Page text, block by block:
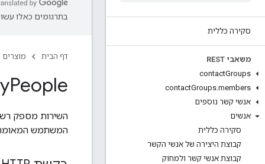
סקירה כללית
משאבי REST
contactGroups
contactGroups.members
אנשי קשר נוספים
אנשים
סקירה כללית
קבוצת היצירה של אנשי הקשר
קבוצת אנשי קשר ולמחוק
בתרגומים כאלו
דף הבית מוצרים
People
השירות מספק
המשתמש